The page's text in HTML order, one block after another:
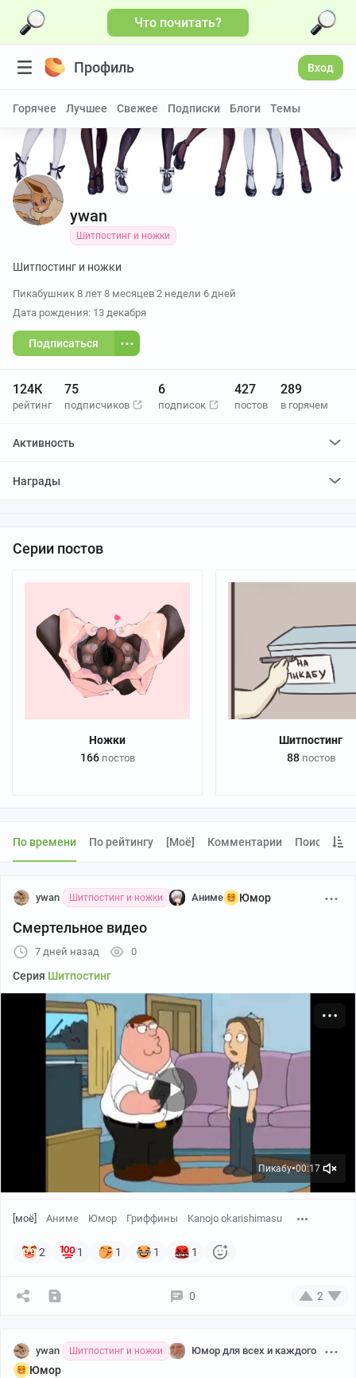
Что почитать?
Профиль Вход
Горячее Лучшее Свежее Подписки Блоги Темы
ywan
Шитпостинг и ножки
Шитпостинг и ножки
Пикабушник 8 лет 8 месяцев 2 недели 6 дней
Дата рождения: 13 декабря
Подписаться
124К
рейтинг
75
подписчиков
6
подписок
427
постов
289
в горячем
Активность
отредактировал
Награды
Серии постов
Ножки
166постов
Шитпостинг
88постов
По времени По рейтингу [моё] Комментарии Поиск
ywan Шитпостинг и ножки Аниме Юмор
Смертельное видео
7 дней назад 0
Серия Шитпостинг
Пикабу●00:17
[моё] Аниме Юмор Гриффины Kanojo okarishimasu
2 1 1 1 1
0 2
ywan Шитпостинг и ножки Юмор для всех и каждого
Юмор
Больше видео